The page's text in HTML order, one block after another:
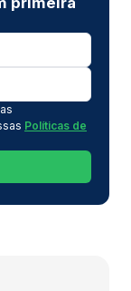
Políticas de